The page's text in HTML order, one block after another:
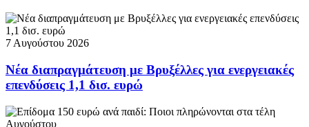
7 Αυγούστου 2026
Νέα διαπραγμάτευση με Βρυξέλλες για ενεργειακές
επενδύσεις 1,1 δισ. ευρώ